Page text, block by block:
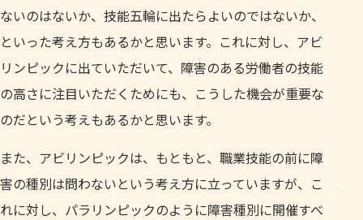
ないのはないか、技能五輪に出たらよいのではないか、
といった考え方もあるかと思います。これに対し、アビ
リンピックに出ていただいて、障害のある労働者の技能
の高さに注目いただくためにも、こうした機会が重要な
のだという考えもあるかと思います。
また、アビリンピックは、もともと、職業技能の前に障
害の種別は問わないという考え方に立っていますが、こ
れに対し、パラリンピックのように障害種別に開催すべ